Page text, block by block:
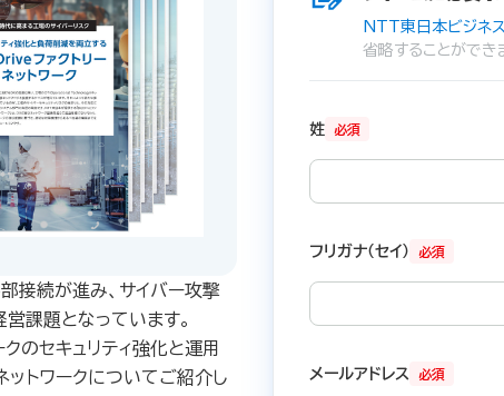
接続が進み、サイバー攻撃
課題となっています。
のセキュリティ強化と運用
トワークについてご紹介し
NTT東日本ビジネ
省略することができ
必須
姓
必須
フリガナ（セイ）
必須
メールアドレス